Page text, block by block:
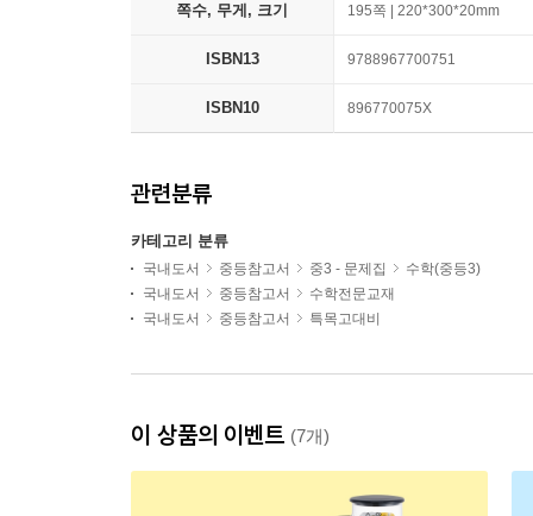
쪽수, 무게, 크기 195쪽 | 220*300*20mm
ISBN13 9788967700751
ISBN10 896770075X
관련분류
카테고리 분류
국내도서 중등참고서 중3 - 문제집
수학(중등3)
국내도서
중등참고서
수학전문교재
국내도서
중등참고서 특목고대비
이 상품의 이벤트 (7개)